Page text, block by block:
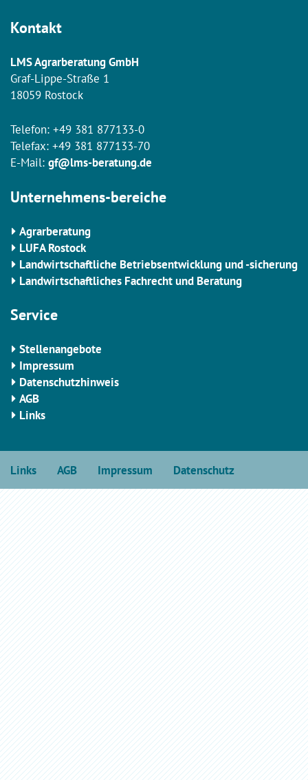
Kontakt
LMS Agrarberatung GmbH
Graf-Lippe-Straße 1
18059 Rostock
Telefon: +49 381 877133-0
Telefax: +49 381 877133-70
E-Mail: gf@lms-beratung.de
Unternehmens-bereiche
Agrarberatung
LUFA Rostock
Landwirtschaftliche Betriebsentwicklung und -sicherung
Landwirtschaftliches Fachrecht und Beratung
Service
Stellenangebote
Impressum
Datenschutzhinweis
AGB
Links
Links AGB Impressum Datenschutz